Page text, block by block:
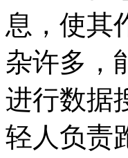
息，使其
杂许多，
进行数据
轻人负责